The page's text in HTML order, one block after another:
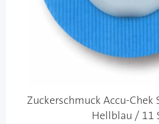
Zuckerschmuck Accu-Chek
Hellblau / 11